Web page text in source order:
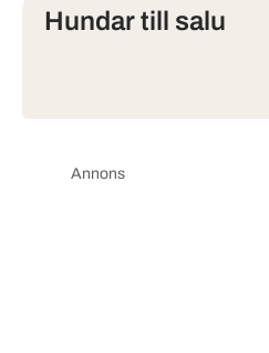
Hundar till salu
Annons